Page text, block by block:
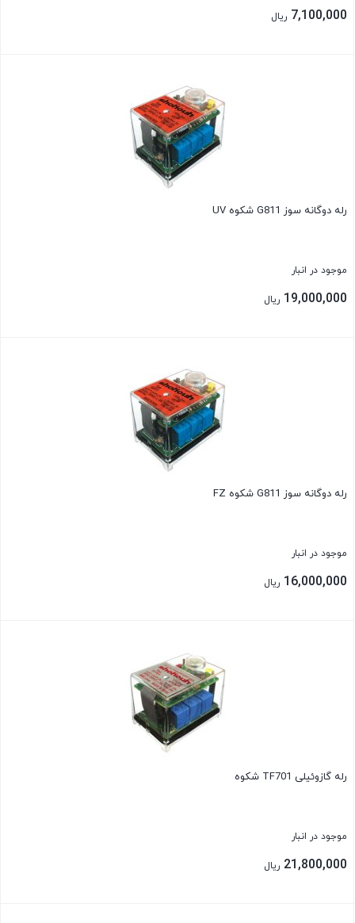
7,100,000 ریال
رله دوگانه سوز G811 شکوه UV
موجود در انبار
19,000,000 ریال
رله دوگانه سوز G811 شکوه FZ
موجود در انبار
16,000,000 ریال
رله گازوئیلی TF701 شکوه
موجود در انبار
21,800,000 ریال